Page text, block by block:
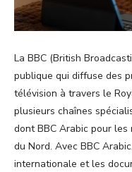
La BBC (British
publique qui diffuse des
télévision à travers le
plusieurs chaînes
dont BBC Arabic pour les
du Nord. Avec BBC
internationale et les